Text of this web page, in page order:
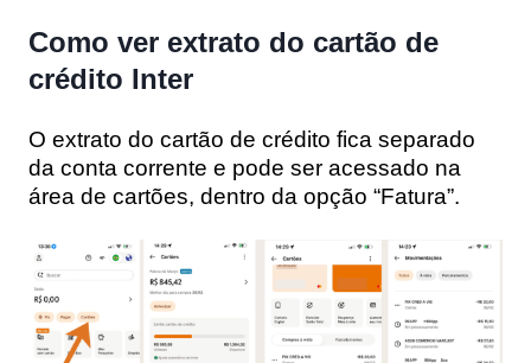
Como ver extrato do cartão de
crédito Inter
O extrato do cartão de crédito fica separado
da conta corrente e pode ser acessado na
área de cartões, dentro da opção “Fatura”.